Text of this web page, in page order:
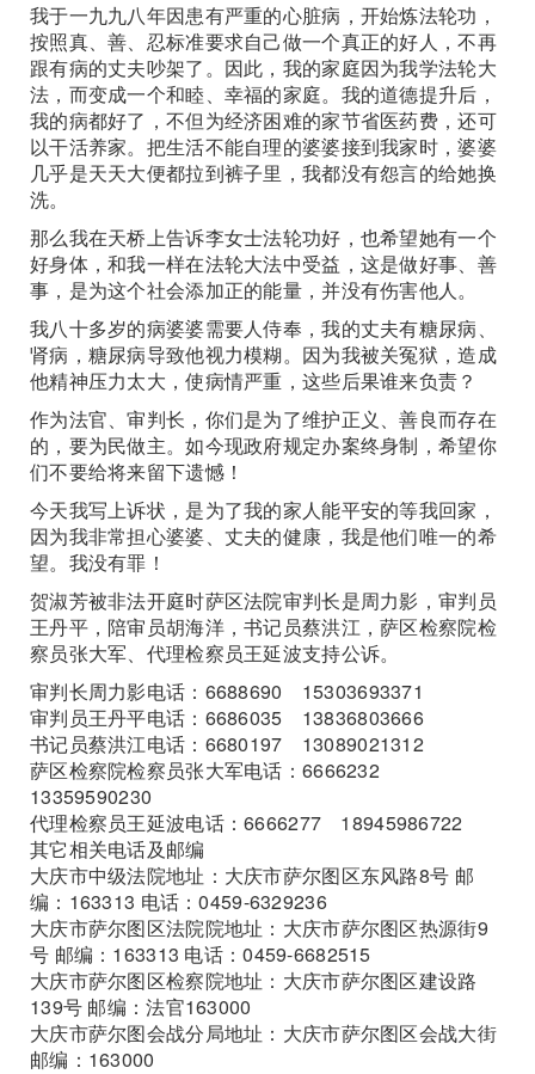
我于一九九八年因患有严重的心脏病，开始炼法轮功，
按照真、善、忍标准要求自己做一个真正的好人，不再
跟有病的丈夫吵架了。因此，我的家庭因为我学法轮大
法，而变成一个和睦、幸福的家庭。我的道德提升后，
我的病都好了，不但为经济困难的家节省医药费，还可
以干活养家。把生活不能自理的婆婆接到我家时，婆婆
几乎是天天大便都拉到裤子里，我都没有怨言的给她换
洗。
那么我在天桥上告诉李女士法轮功好，也希望她有一个
好身体，和我一样在法轮大法中受益，这是做好事、善
事，是为这个社会添加正的能量，并没有伤害他人。
我八十多岁的病婆婆需要人侍奉，我的丈夫有糖尿病、
肾病，糖尿病导致他视力模糊。因为我被关冤狱，造成
他精神压力太大，使病情严重，这些后果谁来负责？
作为法官、审判长，你们是为了维护正义、善良而存在
的，要为民做主。如今现政府规定办案终身制，希望你
们不要给将来留下遗憾！
今天我写上诉状，是为了我的家人能平安的等我回家，
因为我非常担心婆婆、丈夫的健康，我是他们唯一的希
望。我没有罪！
贺淑芳被非法开庭时萨区法院审判长是周力影，审判员
王丹平，陪审员胡海洋，书记员蔡洪江，萨区检察院检
察员张大军、代理检察员王延波支持公诉。
审判长周力影电话：6688690 15303693371
审判员王丹平电话：6686035 13836803666
书记员蔡洪江电话：6680197 13089021312
萨区检察院检察员张大军电话：6666232
13359590230
代理检察员王延波电话：6666277 18945986722
其它相关电话及邮编
大庆市中级法院地址：大庆市萨尔图区东风路8号 邮
编：163313 电话：0459-6329236
大庆市萨尔图区法院院地址：大庆市萨尔图区热源街9
号 邮编：163313 电话：0459-6682515
大庆市萨尔图区检察院地址：大庆市萨尔图区建设路
139号 邮编：法官163000
大庆市萨尔图会战分局地址：大庆市萨尔图区会战大街
邮编：163000